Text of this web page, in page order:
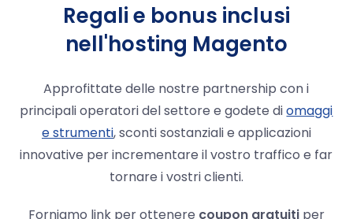
Regali e bonus inclusi
nell'hosting Magento
Approfittate delle nostre partnership con i
principali operatori del settore e godete diomaggi
e strumenti, sconti sostanziali e applicazioni
innovative per incrementare il vostro traffico e far
tornare i vostri clienti.
Forniamo link per ottenere coupon gratuitiper